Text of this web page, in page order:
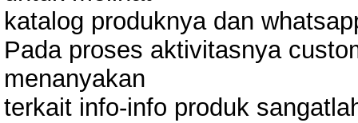
katalog produknya dan
Pada proses aktivitasnya
menanyakan
terkait info-info produk